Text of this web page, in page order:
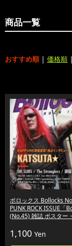
商品一覧
おすすめ順 | 価格順 |
ボロックス Bollocks
PUNK ROCK ISSUE「
(No.45) 雑誌 ポスター
1,100 Yen